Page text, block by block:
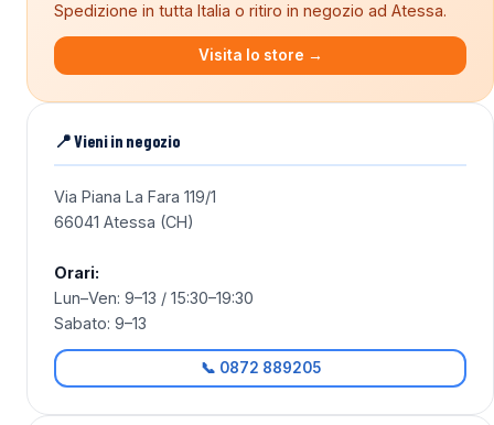
Spedizione in tutta Italia o ritiro in negozio ad Atessa.
Visita lo store →
📍 Vieni in negozio
Via Piana La Fara 119/1
66041 Atessa (CH)
Orari:
Lun–Ven: 9–13 / 15:30–19:30
Sabato: 9–13
📞 0872 889205